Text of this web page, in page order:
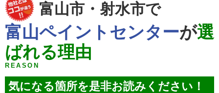
富山市・射水市で
富山ペイントセンターが選
ばれる理由
REASON
気になる箇所を是非お読みください！